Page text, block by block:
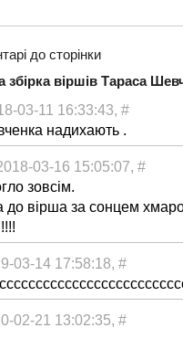
до сторінки
збірка віршів Тараса
03-11 16:33:43, #
надихають .
03-16 15:05:07, #
зовсім.
до вірша за сонцем
03-14 17:58:18, #
02-21 13:02:35, #